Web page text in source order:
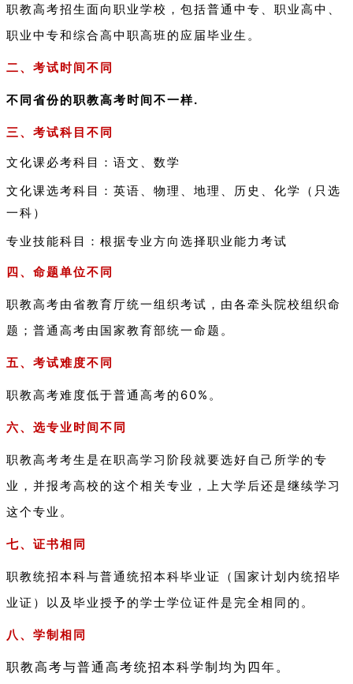
职教高考招生面向职业学校，包括普通中专、职业高中、
职业中专和综合高中职高班的应届毕业生。
二、考试时间不同
不同省份的职教高考时间不一样.
三、考试科目不同
文化课必考科目：语文、数学
文化课选考科目：英语、物理、地理、历史、化学（只选
一科）
专业技能科目：根据专业方向选择职业能力考试
四、命题单位不同
职教高考由省教育厅统一组织考试，由各牵头院校组织命
题；普通高考由国家教育部统一命题。
五、考试难度不同
职教高考难度低于普通高考的60%。
六、选专业时间不同
职教高考考生是在职高学习阶段就要选好自己所学的专
业，并报考高校的这个相关专业，上大学后还是继续学习
这个专业。
七、证书相同
职教统招本科与普通统招本科毕业证（国家计划内统招毕
业证）以及毕业授予的学士学位证件是完全相同的。
八、学制相同
职教高考与普通高考统招本科学制均为四年。